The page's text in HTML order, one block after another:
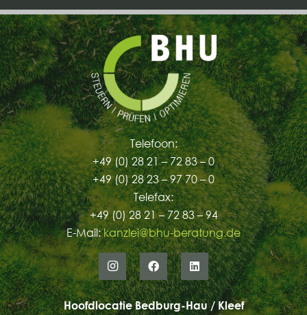
Telefoon:
+49 (0) 28 21 – 72 83 – 0
+49 (0) 28 23 – 97 70 – 0
Telefax:
+49 (0) 28 21 – 72 83 – 94
E-Mail:kanzlei@bhu-beratung.de
Hoofdlocatie Bedburg-Hau / Kleef